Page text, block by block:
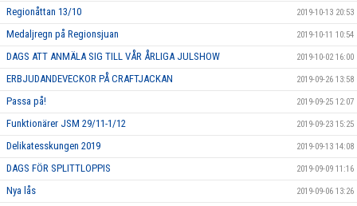
Regionåttan 13/10 2019-10-13 20:53
Medaljregn på Regionsjuan 2019-10-11 10:54
DAGS ATT ANMÄLA SIG TILL VÅR ÅRLIGA JULSHOW 2019-10-02 16:00
ERBJUDANDEVECKOR PÅ CRAFTJACKAN 2019-09-26 13:58
Passa på! 2019-09-25 12:07
Funktionärer JSM 29/11-1/12 2019-09-23 15:25
Delikatesskungen 2019 2019-09-13 14:08
DAGS FÖR SPLITTLOPPIS 2019-09-09 11:16
Nya lås 2019-09-06 13:26